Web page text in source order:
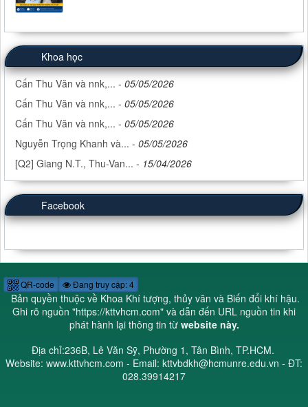
Khoa học
Cấn Thu Văn và nnk,... - 05/05/2026
Cấn Thu Văn và nnk,... - 05/05/2026
Cấn Thu Văn và nnk,... - 05/05/2026
Nguyễn Trọng Khanh và... - 05/05/2026
[Q2] Giang N.T., Thu-Van... - 15/04/2026
Facebook
QR-code Đang truy cập: 4
Bản quyền thuộc về Khoa Khí tượng, thủy văn và Biến đổi khí hậu.
Ghi rõ nguồn "https://kttvhcm.com" và dẫn đến URL nguồn tin khi
phát hành lại thông tin từ website này.
Địa chỉ:236B, Lê Văn Sỹ, Phường 1, Tân Bình, TP.HCM.
Website: www.kttvhcm.com - Email: kttvbdkh@hcmunre.edu.vn - ĐT:
028.39914217